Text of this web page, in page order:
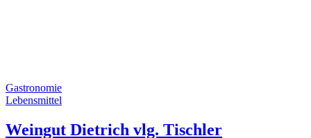
Gastronomie
Lebensmittel
Weingut Dietrich vlg. Tischler